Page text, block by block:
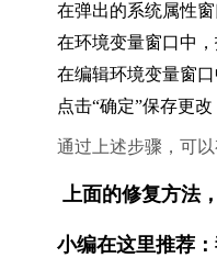
在弹出的系统属性窗
在环境变量窗口中，
在编辑环境变量窗
点击“确定”保存更
通过上述步骤，可
上面的修复方法
小编在这里推荐